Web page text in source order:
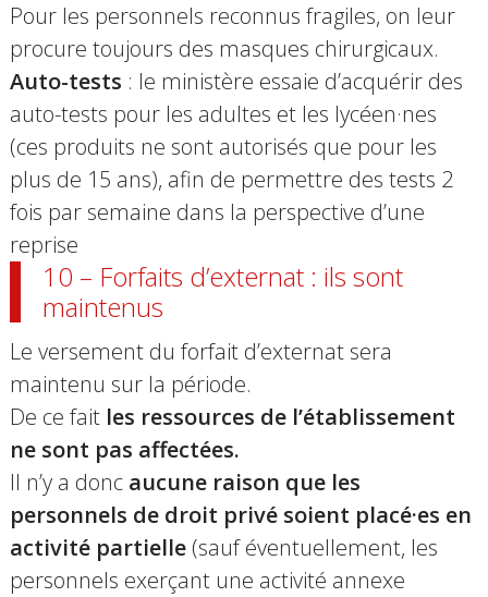
Pour les personnels reconnus fragiles, on leur
procure toujours des masques chirurgicaux.
Auto-tests : le ministère essaie d’acquérir des
auto-tests pour les adultes et les lycéen·nes
(ces produits ne sont autorisés que pour les
plus de 15 ans), afin de permettre des tests 2
fois par semaine dans la perspective d’une
reprise
10 – Forfaits d’externat : ils sont
maintenus
Le versement du forfait d’externat sera
maintenu sur la période.
De ce fait les ressources de l’établissement
ne sont pas affectées.
Il n’y a donc aucune raison que les
personnels de droit privé soient placé·es en
activité partielle(sauf éventuellement, les
personnels exerçant une activité annexe